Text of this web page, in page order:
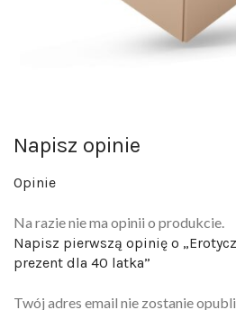
Opinie
Napisz pierwszą opinię o
prezent dla 40 latka”
są oznaczone*